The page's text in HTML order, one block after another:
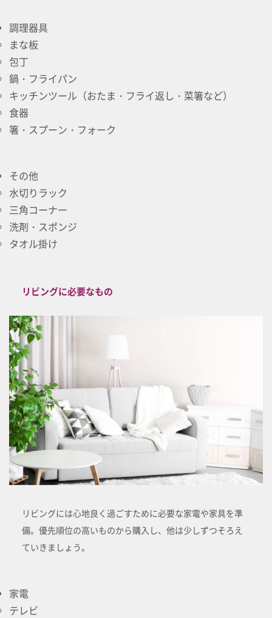
調理器具
まな板
包丁
鍋・フライパン
キッチンツール（おたま・フライ返し・菜箸など）
食器
箸・スプーン・フォーク
その他
水切りラック
三角コーナー
洗剤・スポンジ
タオル掛け
リビングに必要なもの
リビングには心地良く過ごすために必要な家電や家具を準
備。優先順位の高いものから購入し、他は少しずつそろえ
ていきましょう。
家電
テレビ